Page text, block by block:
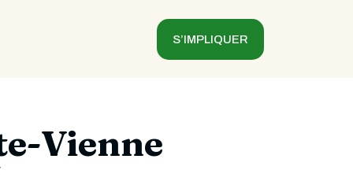
S’IMPLIQUER
Vienne